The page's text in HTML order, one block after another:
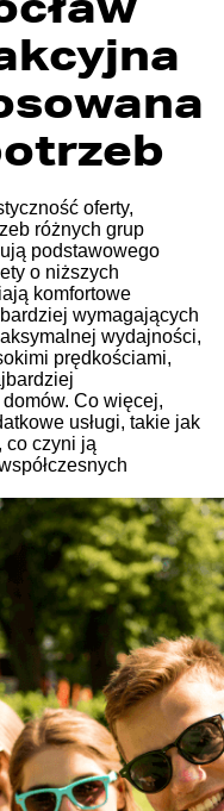
oferty,
różnych grup
podstawowego
o niższych
komfortowe
wymagających
wydajności,
prędkościami,
Co więcej,
usługi, takie jak
co czyni ją